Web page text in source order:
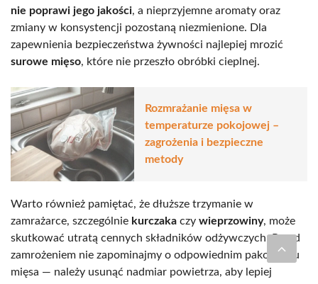
nie poprawi jego jakości, a nieprzyjemne aromaty oraz
zmiany w konsystencji pozostaną niezmienione. Dla
zapewnienia bezpieczeństwa żywności najlepiej mrozić
surowe mięso, które nie przeszło obróbki cieplnej.
Rozmrażanie mięsa w
temperaturze pokojowej –
zagrożenia i bezpieczne
metody
Warto również pamiętać, że dłuższe trzymanie w
zamrażarce, szczególnie kurczaka czy wieprzowiny, może
skutkować utratą cennych składników odżywczych. Przed
zamrożeniem nie zapominajmy o odpowiednim pakowaniu
mięsa — należy usunąć nadmiar powietrza, aby lepiej